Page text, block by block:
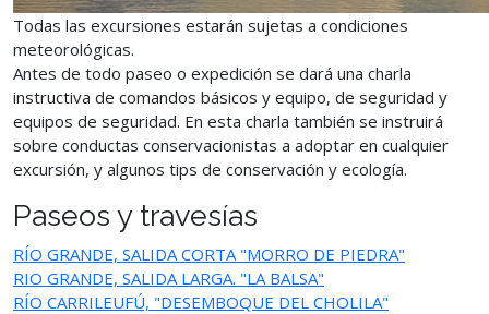
Todas las excursiones estarán sujetas a condiciones
meteorológicas.
Antes de todo paseo o expedición se dará una charla
instructiva de comandos básicos y equipo, de seguridad y
equipos de seguridad. En esta charla también se instruirá
sobre conductas conservacionistas a adoptar en cualquier
excursión, y algunos tips de conservación y ecología.
Paseos y travesías
RÍO GRANDE, SALIDA CORTA "MORRO DE PIEDRA"
RIO GRANDE, SALIDA LARGA. "LA BALSA"
RÍO CARRILEUFÚ, "DESEMBOQUE DEL CHOLILA"